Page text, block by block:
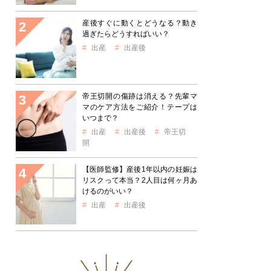
産後すぐに動くとどうなる？動き
過ぎたらどうすればいい？
出産
出産後
帝王切開の傷跡は消える？先輩マ
マのケア方法をご紹介！テープは
いつまで？
出産
出産後
帝王切
開
【医師監修】産後1年以内の妊娠は
リスクって本当？2人目は何ヶ月あ
けるのがいい？
出産
出産後